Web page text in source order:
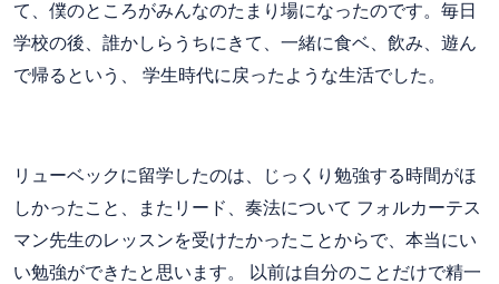
て、僕のところがみんなのたまり場になったのです。毎日
学校の後、誰かしらうちにきて、一緒に食ベ、飲み、遊ん
で帰るという、 学生時代に戻ったような生活でした。
リューベックに留学したのは、じっくり勉強する時間がほ
しかったこと、またリード、奏法について フォルカーテス
マン先生のレッスンを受けたかったことからで、本当にい
い勉強ができたと思います。 以前は自分のことだけで精一